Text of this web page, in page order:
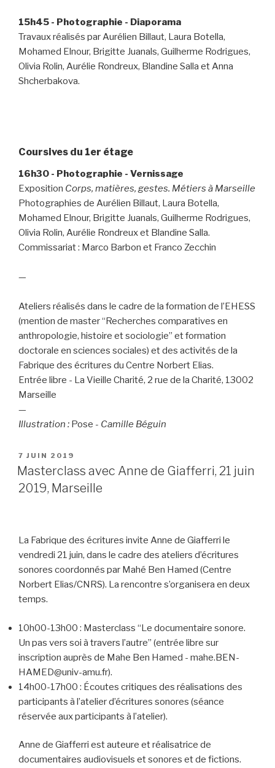
15h45 - Photographie - Diaporama
Travaux réalisés par Aurélien Billaut, Laura Botella,
Mohamed Elnour, Brigitte Juanals, Guilherme Rodrigues,
Olivia Rolin, Aurélie Rondreux, Blandine Salla et Anna
Shcherbakova.
Coursives du 1er étage
16h30 - Photographie - Vernissage
Exposition Corps, matières, gestes. Métiers à Marseille
Photographies de Aurélien Billaut, Laura Botella,
Mohamed Elnour, Brigitte Juanals, Guilherme Rodrigues,
Olivia Rolin, Aurélie Rondreux et Blandine Salla.
Commissariat : Marco Barbon et Franco Zecchin
—
Ateliers réalisés dans le cadre de la formation de l’EHESS
(mention de master “Recherches comparatives en
anthropologie, histoire et sociologie” et formation
doctorale en sciences sociales) et des activités de la
Fabrique des écritures du Centre Norbert Elias.
Entrée libre - La Vieille Charité, 2 rue de la Charité, 13002
Marseille
—
Illustration : Pose - Camille Béguin
PUBLIÉ
LE
7 JUIN 2019
Masterclass avec Anne de Giafferri, 21 juin
2019, Marseille
La Fabrique des écritures invite Anne de Giafferri le
vendredi 21 juin, dans le cadre des ateliers d’écritures
sonores coordonnés par Mahé Ben Hamed (Centre
Norbert Elias/CNRS). La rencontre s’organisera en deux
temps.
10h00-13h00 : Masterclass “Le documentaire sonore.
Un pas vers soi à travers l’autre” (entrée libre sur
inscription auprès de Mahe Ben Hamed - mahe.BEN-
HAMED@univ-amu.fr).
14h00-17h00 : Écoutes critiques des réalisations des
participants à l’atelier d’écritures sonores (séance
réservée aux participants à l’atelier).
Anne de Giafferri est auteure et réalisatrice de
documentaires audiovisuels et sonores et de fictions.